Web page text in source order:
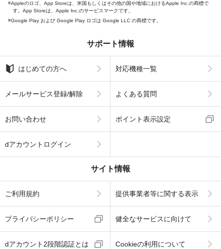
Appleのロゴ、App Storeは、米国もしくはその他の国や地域におけるApple Inc.の商標で
す。App Storeは、Apple Inc.のサービスマークです。
Google Play および Google Play ロゴは Google LLC の商標です。
サポート情報
はじめての方へ 対応機種一覧
メールサービス登録/解除 よくある質問
お問い合わせ ポイント表示設定
dアカウントログイン
サイト情報
ご利用規約 提供事業者等に関する表示
プライバシーポリシー 健全なサービスに向けて
dアカウント2段階認証とは Cookieの利用について